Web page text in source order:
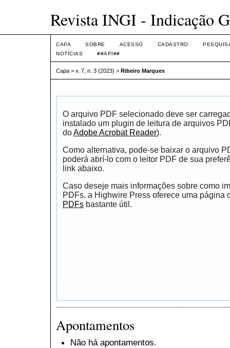
Revista INGI - Indicação
CAPA SOBRE ACESSO CADASTRO
NOTÍCIAS
##API##
Capa > v. 7, n. 3 (2023) > Ribeiro Marques
O arquivo PDF selecionado deve ser
instalado um plugin de leitura de arquivos
doAdobe Acrobat Reader).
Como alternativa, pode-se baixar o arquivo
poderá abrí-lo com o leitor PDF de sua
link abaixo.
Caso deseje mais informações sobre como
PDFs, a Highwire Press oferece uma página
PDFs bastante útil.
Apontamentos
Não há apontamentos.